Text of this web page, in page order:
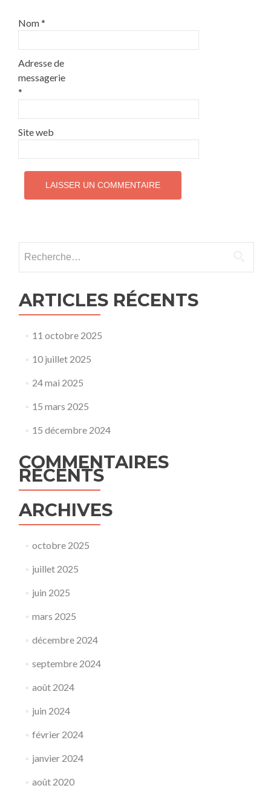
Nom*
Adresse de
messagerie
*
Site web
ARTICLES RÉCENTS
11 octobre 2025
10 juillet 2025
24 mai 2025
15 mars 2025
15 décembre 2024
COMMENTAIRES
RÉCENTS
ARCHIVES
octobre 2025
juillet 2025
juin 2025
mars 2025
décembre 2024
septembre 2024
août 2024
juin 2024
février 2024
janvier 2024
août 2020